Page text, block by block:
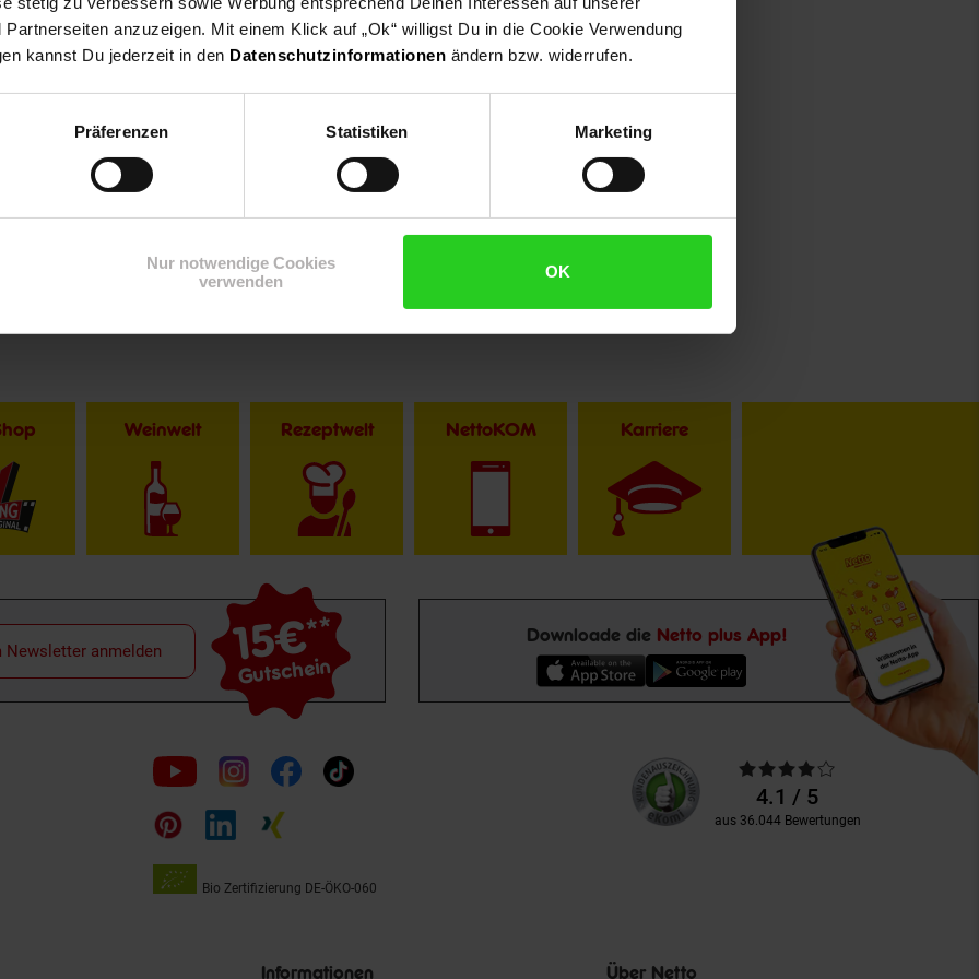
anzuzeigen. Mit einem Klick auf „Ok“ willigst Du in die Cookie Verwendung
kannst Du jederzeit in den Datenschutzinformationen ändern bzw. widerrufen.
Präferenzen Statistiken Marketing
Nur notwendige Cookies
verwenden
OK
Weinwelt Rezeptwelt NettoKOM Karriere
15€**
Gutschein
Newsletter anmelden
Downloade die Netto plus App!
Folge
uns
auf
Bio Zertifizierung DE-ÖKO-060
Unsere
Kundenbewertungen
Durchschnittliche
Bewertungen4.1 / 5
aus 36.044 Bewertungen
Informationen Über Netto